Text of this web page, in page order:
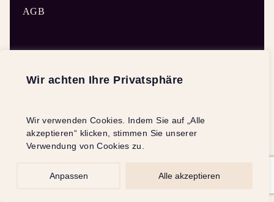
Wir achten Ihre Privatsphäre
Wir verwenden Cookies. Indem Sie auf „Alle
akzeptieren“ klicken, stimmen Sie unserer
Verwendung von Cookies zu.
Anpassen Alle akzeptieren
AGB
© Kellerwald Edeersee Manufaktur